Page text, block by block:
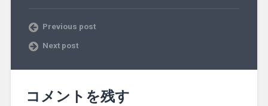
Previous post
Next post
コメントを残す